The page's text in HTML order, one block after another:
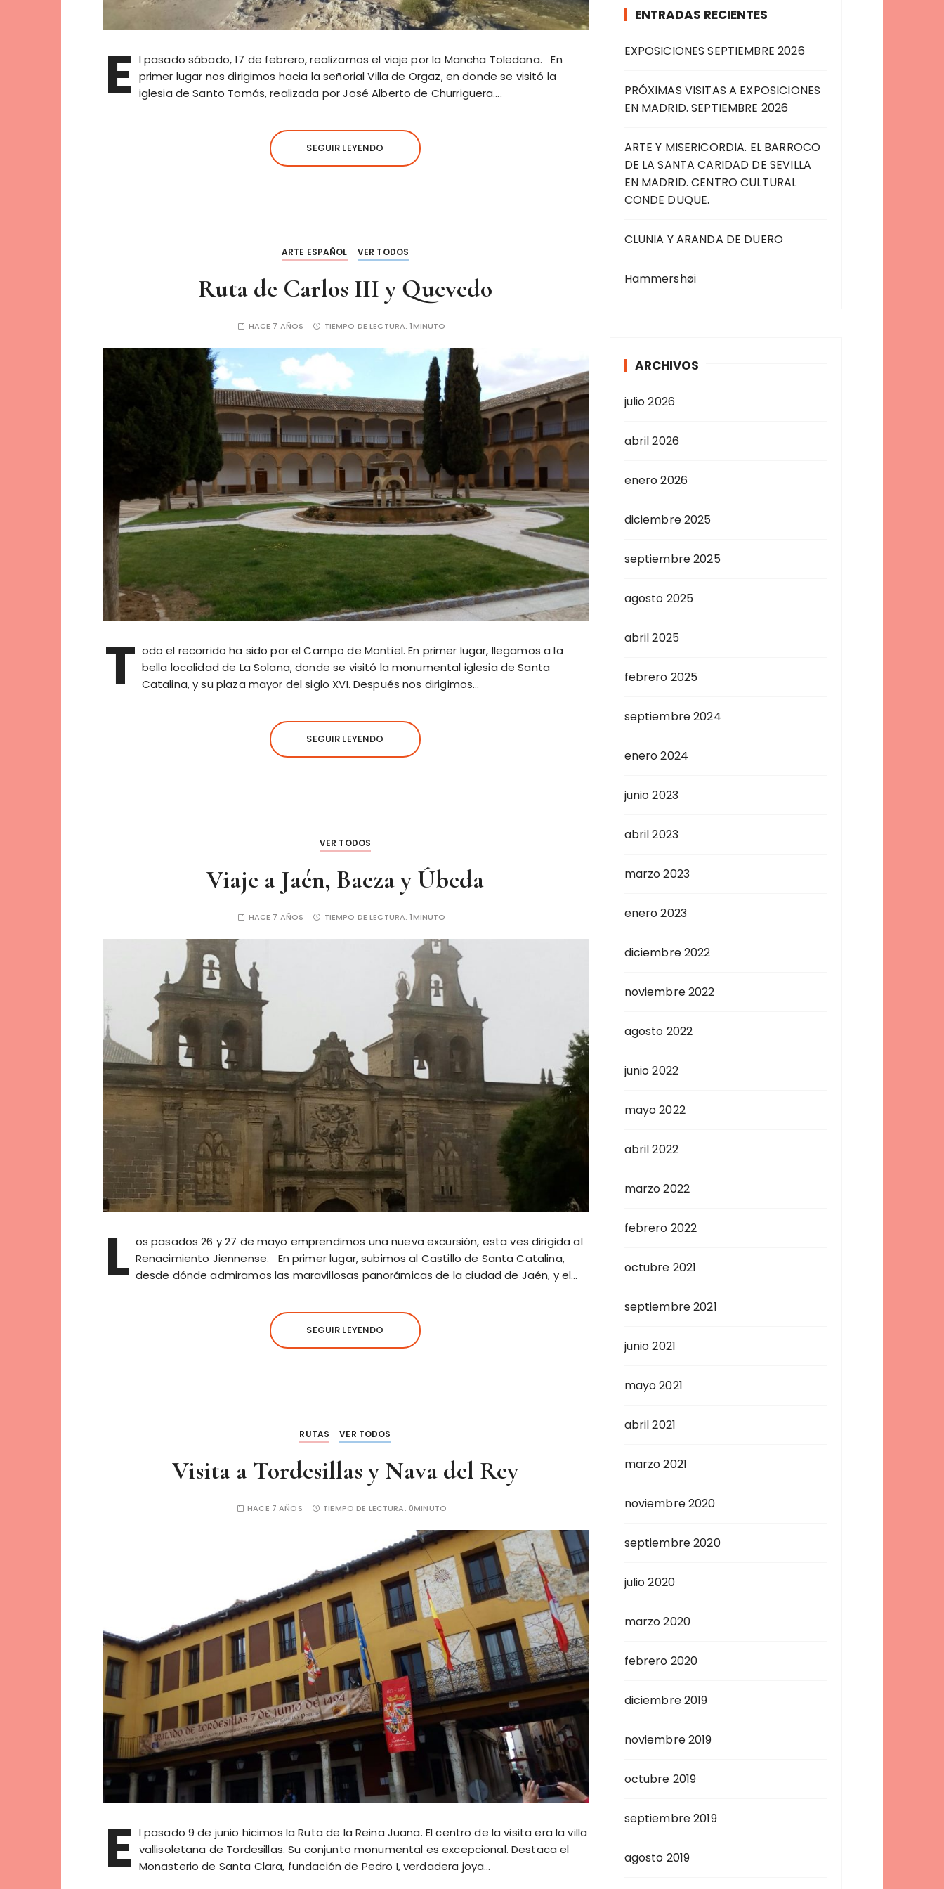
E l pasado sábado, 17 de febrero, realizamos el viaje por la Mancha Toledana. En
primer lugar nos dirigimos hacia la señorial Villa de Orgaz, en donde se visitó la
iglesia de Santo Tomás, realizada por José Alberto de Churriguera….
SEGUIR LEYENDO
ARTE ESPAÑOL VER TODOS
Ruta de Carlos III y Quevedo
HACE 7 AÑOS TIEMPO DE LECTURA:1MINUTO
T odo el recorrido ha sido por el Campo de Montiel. En primer lugar, llegamos a la
bella localidad de La Solana, donde se visitó la monumental iglesia de Santa
Catalina, y su plaza mayor del siglo XVI. Después nos dirigimos…
SEGUIR LEYENDO
VER TODOS
Viaje a Jaén, Baeza y Úbeda
HACE 7 AÑOS TIEMPO DE LECTURA:1MINUTO
L os pasados 26 y 27 de mayo emprendimos una nueva excursión, esta ves dirigida al
Renacimiento Jiennense. En primer lugar, subimos al Castillo de Santa Catalina,
desde dónde admiramos las maravillosas panorámicas de la ciudad de Jaén, y el…
SEGUIR LEYENDO
RUTAS VER TODOS
Visita a Tordesillas y Nava del Rey
HACE 7 AÑOS TIEMPO DE LECTURA: 0MINUTO
E l pasado 9 de junio hicimos la Ruta de la Reina Juana. El centro de la visita era la villa
vallisoletana de Tordesillas. Su conjunto monumental es excepcional. Destaca el
Monasterio de Santa Clara, fundación de Pedro I, verdadera joya…
ENTRADAS RECIENTES
EXPOSICIONES SEPTIEMBRE 2026
PRÓXIMAS VISITAS A EXPOSICIONES
EN MADRID. SEPTIEMBRE 2026
ARTE Y MISERICORDIA. EL BARROCO
DE LA SANTA CARIDAD DE SEVILLA
EN MADRID. CENTRO CULTURAL
CONDE DUQUE.
CLUNIA Y ARANDA DE DUERO
Hammershøi
ARCHIVOS
julio 2026
abril 2026
enero 2026
diciembre 2025
septiembre 2025
agosto 2025
abril 2025
febrero 2025
septiembre 2024
enero 2024
junio 2023
abril 2023
marzo 2023
enero 2023
diciembre 2022
noviembre 2022
agosto 2022
junio 2022
mayo 2022
abril 2022
marzo 2022
febrero 2022
octubre 2021
septiembre 2021
junio 2021
mayo 2021
abril 2021
marzo 2021
noviembre 2020
septiembre 2020
julio 2020
marzo 2020
febrero 2020
diciembre 2019
noviembre 2019
octubre 2019
septiembre 2019
agosto 2019